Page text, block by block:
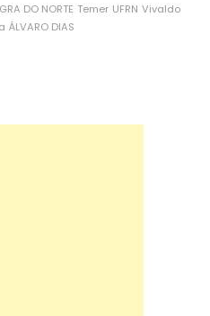
DO NORTE Temer UFRN Vivaldo
ÁLVARO DIAS